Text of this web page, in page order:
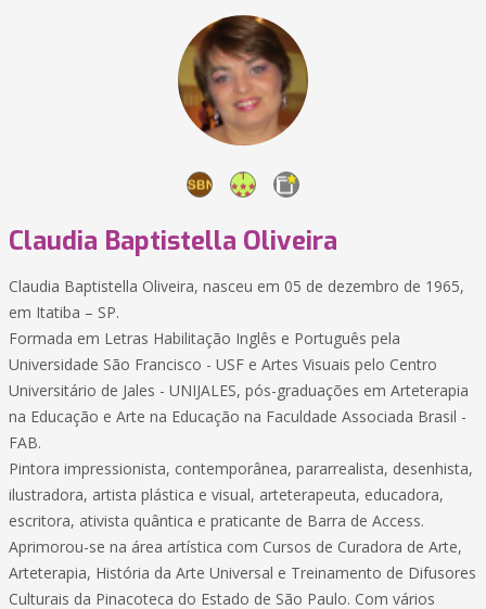
Claudia Baptistella Oliveira
Claudia Baptistella Oliveira, nasceu em 05 de dezembro de 1965,
em Itatiba – SP.
Formada em Letras Habilitação Inglês e Português pela
Universidade São Francisco - USF e Artes Visuais pelo Centro
Universitário de Jales - UNIJALES, pós-graduações em Arteterapia
na Educação e Arte na Educação na Faculdade Associada Brasil -
FAB.
Pintora impressionista, contemporânea, pararrealista, desenhista,
ilustradora, artista plástica e visual, arteterapeuta, educadora,
escritora, ativista quântica e praticante de Barra de Access.
Aprimorou-se na área artística com Cursos de Curadora de Arte,
Arteterapia, História da Arte Universal e Treinamento de Difusores
Culturais da Pinacoteca do Estado de São Paulo. Com vários